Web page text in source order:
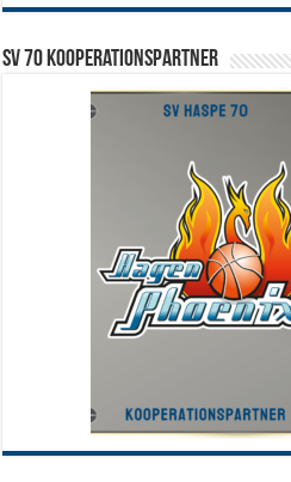
SV 70 Kooperationspartner